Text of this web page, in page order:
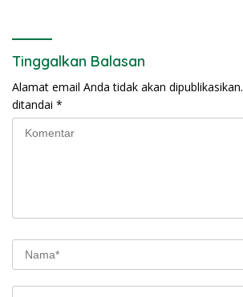
Tinggalkan Balasan
Alamat email Anda tidak akan dipublikasikan.
ditandai *